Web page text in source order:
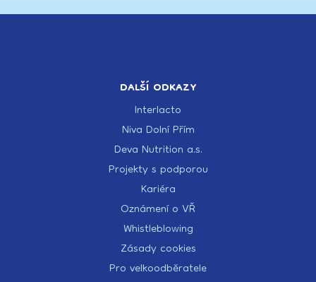
DALŠÍ ODKAZY
Interlacto
Niva Dolní Přím
Deva Nutrition a.s.
Projekty s podporou
Kariéra
Oznámení o VŘ
Whistleblowing
Zásady cookies
Pro velkoodběratele